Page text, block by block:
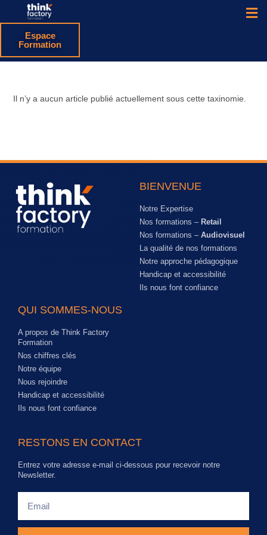
Espace
Formation
Il n’y a aucun article publié actuellement sous cette taxinomie.
BIENVENUE
Notre Expertise
Nos formations – Retail
Nos formations – Audiovisuel
La qualité de nos formations
Notre approche pédagogique
Handicap et accessibilité
Ils nous font confiance
QUI SOMMES-NOUS
A propos de Think Factory
Formation
Nos chiffres clés
Notre équipe
Nous rejoindre
Handicap et accessibilité
Ils nous font confiance
RESTONS EN CONTACT
Entrez votre adresse e-mail ci-dessous pour recevoir notre
Newsletter.